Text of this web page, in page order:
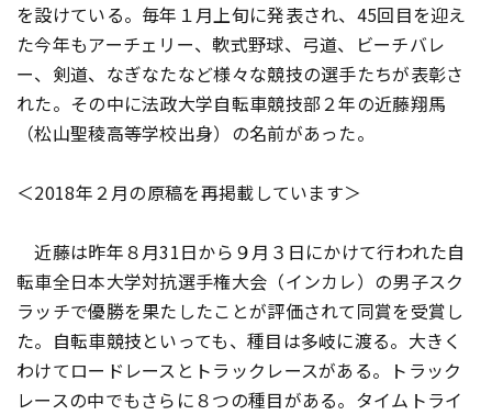
を設けている。毎年１月上旬に発表され、45回目を迎え
た今年もアーチェリー、軟式野球、弓道、ビーチバレ
ー、剣道、なぎなたなど様々な競技の選手たちが表彰さ
れた。その中に法政大学自転車競技部２年の近藤翔馬
（松山聖稜高等学校出身）の名前があった。
＜2018年２月の原稿を再掲載しています＞
近藤は昨年８月31日から９月３日にかけて行われた自
転車全日本大学対抗選手権大会（インカレ）の男子スク
ラッチで優勝を果たしたことが評価されて同賞を受賞し
た。自転車競技といっても、種目は多岐に渡る。大きく
わけてロードレースとトラックレースがある。トラック
レースの中でもさらに８つの種目がある。タイムトライ